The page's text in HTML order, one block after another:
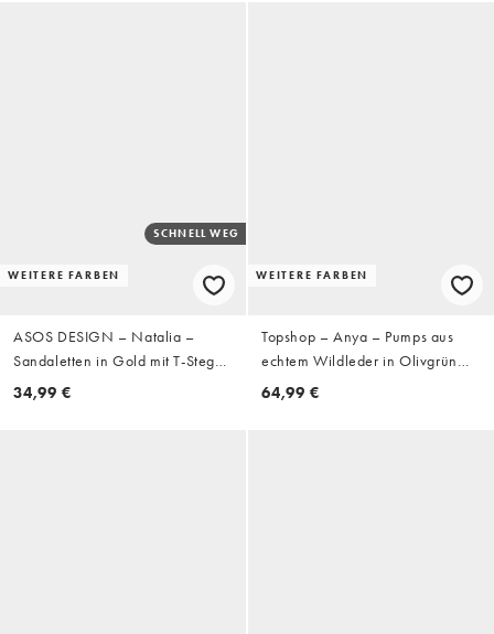
WEITERE FARBEN
SCHNELL WEG
ASOS DESIGN – Natalia –
Sandaletten in Gold mit T-Steg
im Gitterdesign und hohem
34,99 €
WEITERE FARBEN
Topshop – Anya – Pumps aus
echtem Wildleder in Olivgrün
mit Fersenriemen und hohem
64,99 €